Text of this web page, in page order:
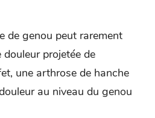
de genou peut rarement
projetée de
une arthrose de hanche
au niveau du genou